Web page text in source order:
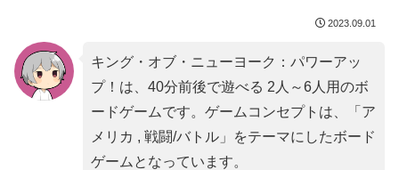
2023.09.01
キング・オブ・ニューヨーク：パワーアッ
プ！は、40分前後で遊べる 2人～6人用のボ
ードゲームです。ゲームコンセプトは、「 ア
メリカ , 戦闘/バトル」をテーマにしたボード
ゲームとなっています。